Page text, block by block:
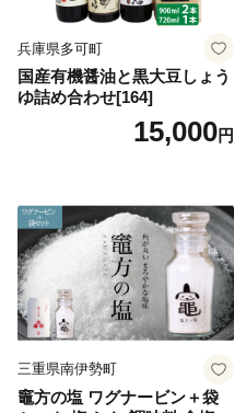
兵庫県多可町
国産有機醤油と黒大豆しょう
ゆ詰め合わせ[164]
15,000円
三重県南伊勢町
竈方の塩 ワグナービン＋袋